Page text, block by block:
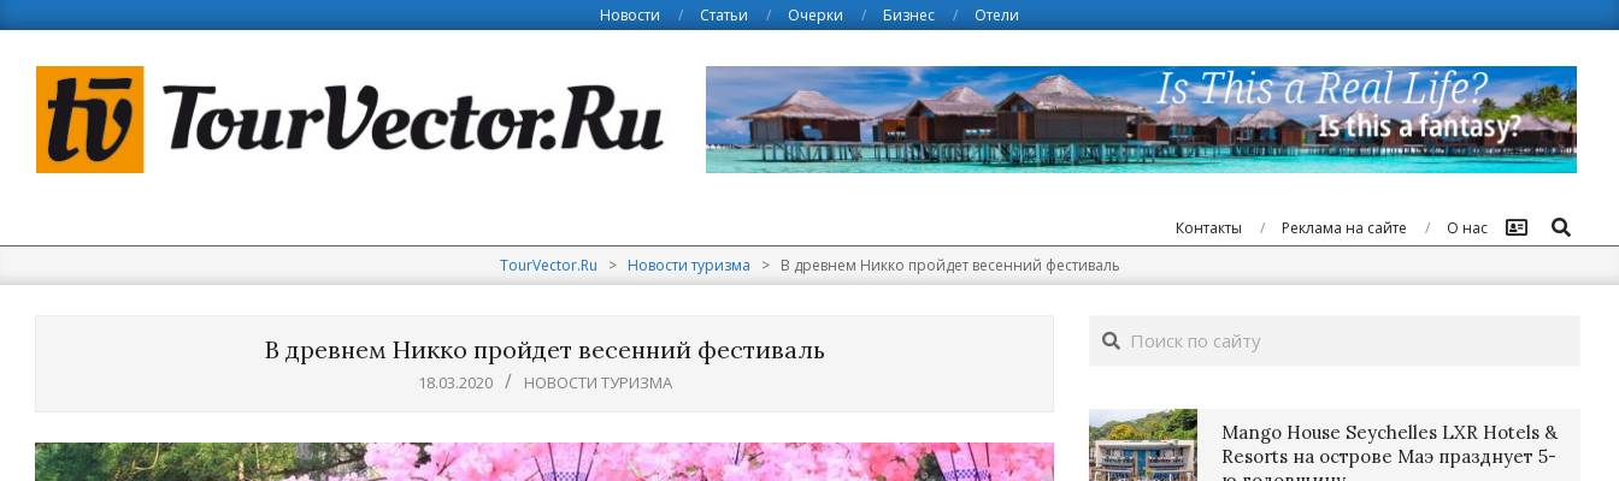
content
Новости Статьи Очерки Бизнес Отели
Контакты Реклама на сайте О нас Поиск
TourVector.Ru > Новости туризма > В древнем Никко пройдет весенний фестиваль
В древнем Никко пройдет весенний фестиваль
18.03.2020 НОВОСТИ ТУРИЗМА
Поиск
Mango House Seychelles LXR Hotels &
Resorts на острове Маэ празднует 5-